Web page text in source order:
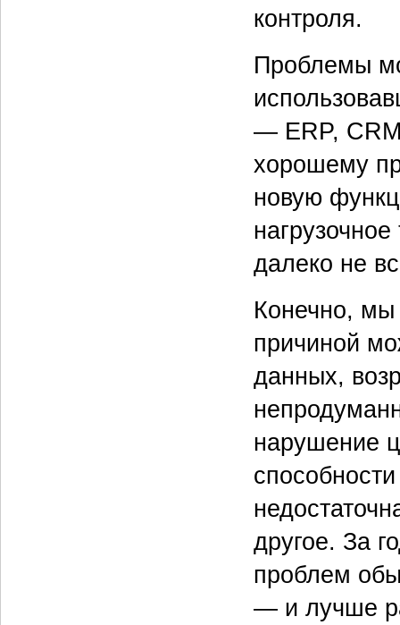
контроля.
Проблемы
— ERP,
хорошему
новую
далеко не
Конечно,
причиной
данных,
нарушение
другое. За
проблем
— и лучше